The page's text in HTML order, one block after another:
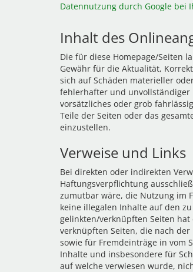
Datennutzung durch Google bei
Inhalt des
Die für diese Homepage/Seiten
Gewähr für die Aktualität,
sich auf Schäden materieller
fehlerhafter und unvollständiger
vorsätzliches oder grob
Teile der Seiten oder das
einzustellen.
Verweise und Links
Bei direkten oder indirekten
Haftungsverpflichtung
zumutbar wäre, die Nutzung im
keine illegalen Inhalte auf den
gelinkten/verknüpften Seiten
verknüpften Seiten, die nach
sowie für Fremdeinträge in vom
Inhalte und insbesondere für
auf welche verwiesen wurde,